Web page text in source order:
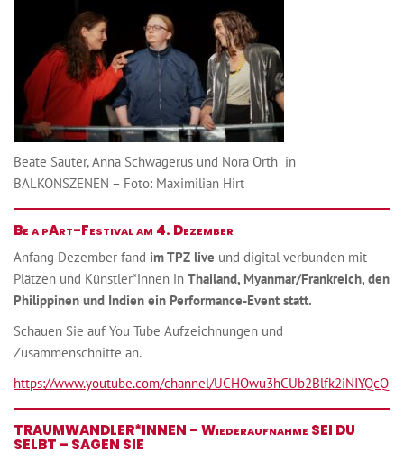
Beate Sauter, Anna Schwagerus und Nora Orth in
BALKONSZENEN – Foto: Maximilian Hirt
Be a pArt-Festival am 4. Dezember
Anfang Dezember fand im TPZ live und digital verbunden mit
Plätzen und Künstler*innen in Thailand, Myanmar/Frankreich, den
Philippinen und Indien ein Performance-Event statt.
Schauen Sie auf You Tube Aufzeichnungen und
Zusammenschnitte an.
https://www.youtube.com/channel/UCHOwu3hCUb2Blfk2iNIYQcQ
TRAUMWANDLER*INNEN – Wiederaufnahme SEI DU
SELBT – SAGEN SIE